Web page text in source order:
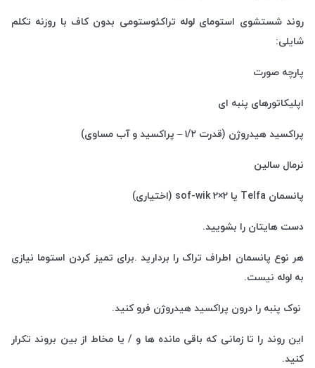
روند شستشوی استومای لوله تراکئوستومی بدون کاف با روزنه تکلم
شایلی:
پارچه صورت
اپلیکاتورهای پنبه ای
پراکسید هیدروژن (قدرت ۱/۲ – پراکسید و آب مساوی)
نرمال سالین
پانسمان Telfa یا sof-wik 2×2 (اختیاری)
دست هایتان را بشویید.
هر نوع پانسمان اطراف تراک را بردارید .برای تمیز کردن استوما نیازی
به لوله نیست.
نوک پنبه را درون پراکسید هیدروژن فرو کنید.
این روند را تا زمانی که باقی مانده ها و / یا مخاط از بین بروند تکرار
کنید.